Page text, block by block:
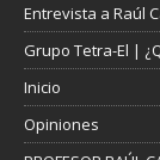
Entrevista a Raúl
Grupo Tetra-El |
Inicio
Opiniones